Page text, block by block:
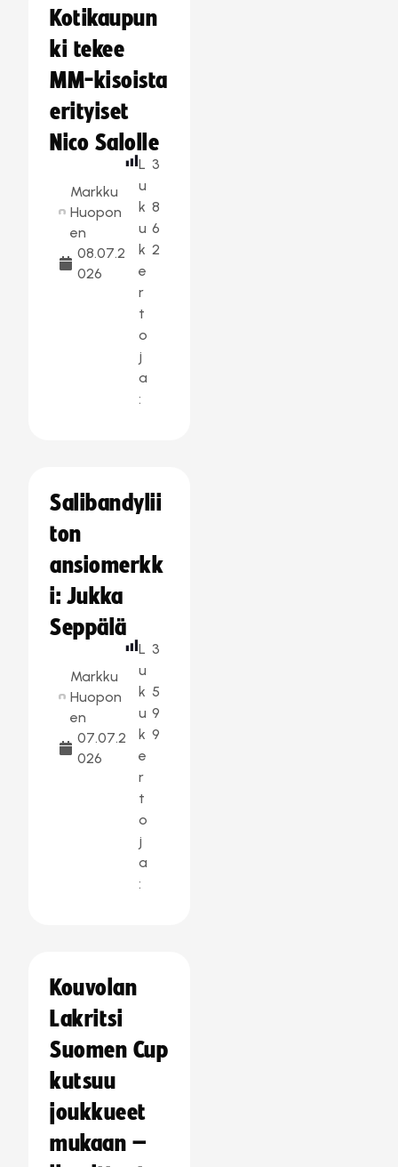
Kotikaupun
ki tekee
MM-kisoista
erityiset
Nico Salolle
Markku
Huopon
en
08.07.2
026
L
u
k
u
k
e
r
t
o
j
a
:
3
8
6
2
Salibandylii
ton
ansiomerkk
i: Jukka
Seppälä
Markku
Huopon
en
07.07.2
026
L
u
k
u
k
e
r
t
o
j
a
:
3
5
9
9
Kouvolan
Lakritsi
Suomen Cup
kutsuu
joukkueet
mukaan –